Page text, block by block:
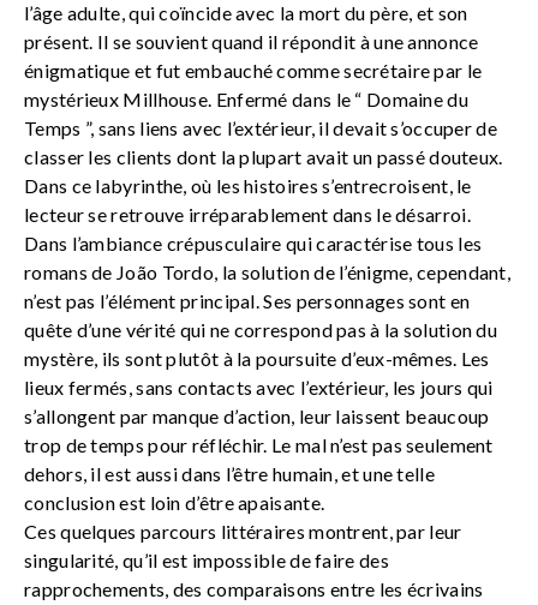
l’âge adulte, qui coïncide avec la mort du père, et son
présent. Il se souvient quand il répondit à une annonce
énigmatique et fut embauché comme secrétaire par le
mystérieux Millhouse. Enfermé dans le “ Domaine du
Temps ”, sans liens avec l’extérieur, il devait s’occuper de
classer les clients dont la plupart avait un passé douteux.
Dans ce labyrinthe, où les histoires s’entrecroisent, le
lecteur se retrouve irréparablement dans le désarroi.
Dans l’ambiance crépusculaire qui caractérise tous les
romans de João Tordo, la solution de l’énigme, cependant,
n’est pas l’élément principal. Ses personnages sont en
quête d’une vérité qui ne correspond pas à la solution du
mystère, ils sont plutôt à la poursuite d’eux-mêmes. Les
lieux fermés, sans contacts avec l’extérieur, les jours qui
s’allongent par manque d’action, leur laissent beaucoup
trop de temps pour réfléchir. Le mal n’est pas seulement
dehors, il est aussi dans l’être humain, et une telle
conclusion est loin d’être apaisante.
Ces quelques parcours littéraires montrent, par leur
singularité, qu’il est impossible de faire des
rapprochements, des comparaisons entre les écrivains